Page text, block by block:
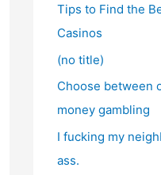
Tips to Find the
Casinos
(no title)
Choose between
money gambling
I fucking my
ass.